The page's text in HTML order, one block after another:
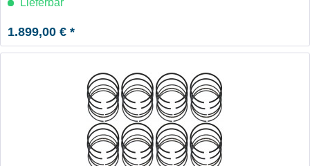
Lieferbar
1.899,00 € *